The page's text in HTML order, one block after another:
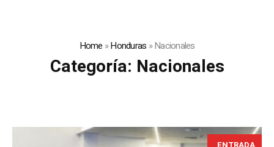
Home »Honduras »Nacionales
Categoría: Nacionales